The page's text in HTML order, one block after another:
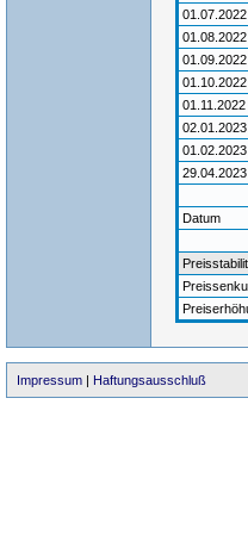
Datum
Impressum | Haftungsausschluß